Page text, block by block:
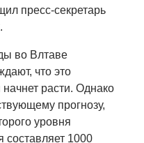
пресс-секретарь
во Влтаве
что это
расти. Однако
прогнозу,
уровня
составляет 1000